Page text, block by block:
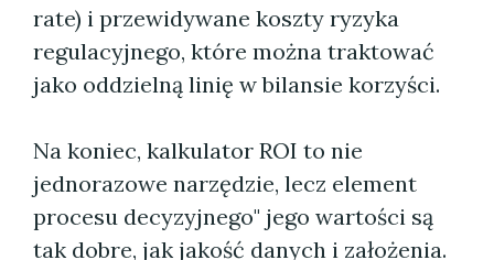
rate) i przewidywane koszty ryzyka
regulacyjnego, które można traktować
jako oddzielną linię w bilansie korzyści.
Na koniec, kalkulator ROI to nie
jednorazowe narzędzie, lecz element
procesu decyzyjnego" jego wartości są
tak dobre, jak jakość danych i założenia.